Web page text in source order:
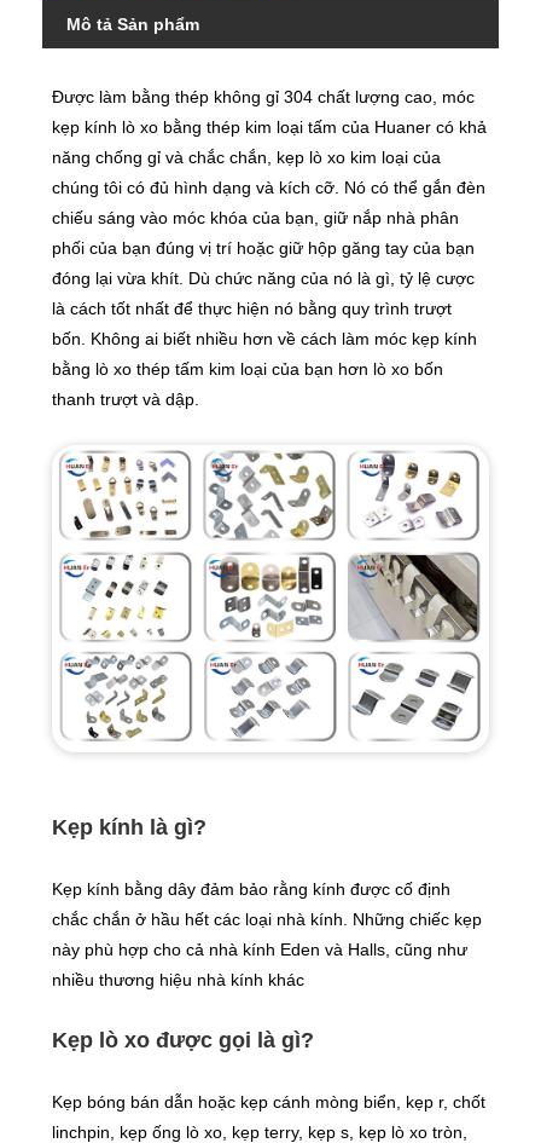
Mô tả Sản phẩm
Được làm bằng thép không gỉ 304 chất lượng cao, móc
kẹp kính lò xo bằng thép kim loại tấm của Huaner có khả
năng chống gỉ và chắc chắn, kẹp lò xo kim loại của
chúng tôi có đủ hình dạng và kích cỡ. Nó có thể gắn đèn
chiếu sáng vào móc khóa của bạn, giữ nắp nhà phân
phối của bạn đúng vị trí hoặc giữ hộp găng tay của bạn
đóng lại vừa khít. Dù chức năng của nó là gì, tỷ lệ cược
là cách tốt nhất để thực hiện nó bằng quy trình trượt
bốn. Không ai biết nhiều hơn về cách làm móc kẹp kính
bằng lò xo thép tấm kim loại của bạn hơn lò xo bốn
thanh trượt và dập.
Kẹp kính là gì?
Kẹp kính bằng dây đảm bảo rằng kính được cố định
chắc chắn ở hầu hết các loại nhà kính. Những chiếc kẹp
này phù hợp cho cả nhà kính Eden và Halls, cũng như
nhiều thương hiệu nhà kính khác
Kẹp lò xo được gọi là gì?
Kẹp bóng bán dẫn hoặc kẹp cánh mòng biển, kẹp r, chốt
linchpin, kẹp ống lò xo, kẹp terry, kẹp s, kẹp lò xo tròn,